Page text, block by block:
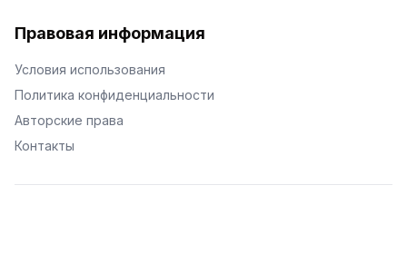
Правовая информация
Условия использования
Политика конфиденциальности
Авторские права
Контакты